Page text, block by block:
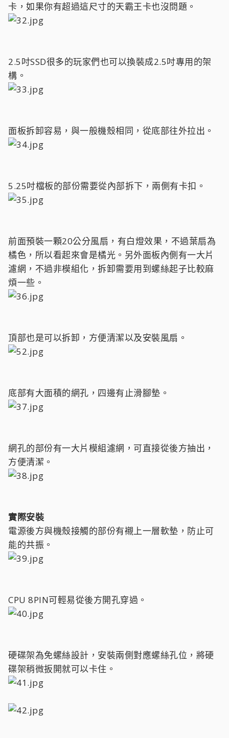
卡，如果你有超過這尺寸的天霸王卡也沒問題。
2.5吋SSD很多的玩家們也可以換裝成2.5吋專用的架
構。
面板拆卸容易，與一般機殼相同，從底部往外拉出。
5.25吋檔板的部份需要從內部拆下，兩側有卡扣。
前面預裝一顆20公分風扇，有白燈效果，不過葉扇為
橘色，所以看起來會是橘光。另外面板內側有一大片
濾網，不過非模組化，拆卸需要用到螺絲起子比較麻
煩一些。
頂部也是可以拆卸，方便清潔以及安裝風扇。
底部有大面積的網孔，四邊有止滑腳墊。
網孔的部份有一大片模組濾網，可直接從後方抽出，
方便清潔。
實際安裝
電源後方與機殼接觸的部份有襯上一層軟墊，防止可
能的共振。
CPU 8PIN可輕易從後方開孔穿過。
硬碟架為免螺絲設計，安裝兩側對應螺絲孔位，將硬
碟架稍微扳開就可以卡住。